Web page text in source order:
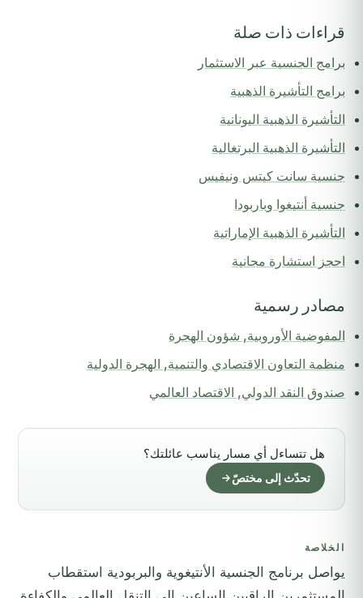
قراءات ذات صلة
برامج الجنسية عبر الاستثمار
برامج التأشيرة الذهبية
التأشيرة الذهبية اليونانية
التأشيرة الذهبية البرتغالية
جنسية سانت كيتس ونيفيس
جنسية أنتيغوا وباربودا
التأشيرة الذهبية الإماراتية
احجز استشارة مجانية
مصادر رسمية
المفوضية الأوروبية, شؤون الهجرة
منظمة التعاون الاقتصادي والتنمية, الهجرة الدولية
صندوق النقد الدولي, الاقتصاد العالمي
هل تتساءل أي مسار يناسب عائلتك؟
تحدّث إلى مختصّ
الخلاصة
يواصل برنامج الجنسية الأنتيغوية والبربودية استقطاب